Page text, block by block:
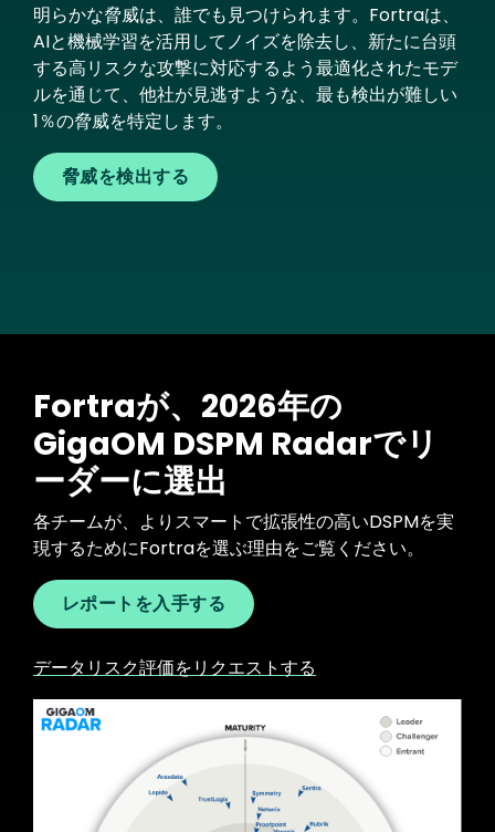
明らかな脅威は、誰でも見つけられます。Fortraは、
AIと機械学習を活用してノイズを除去し、新たに台頭
する高リスクな攻撃に対応するよう最適化されたモデ
ルを通じて、他社が見逃すような、最も検出が難しい
1％の脅威を特定します。
脅威を検出する
Fortraが、2026年の
GigaOM DSPM Radarでリ
ーダーに選出
各チームが、よりスマートで拡張性の高いDSPMを実
現するためにFortraを選ぶ理由をご覧ください。
レポートを入手する
データリスク評価をリクエストする
Image